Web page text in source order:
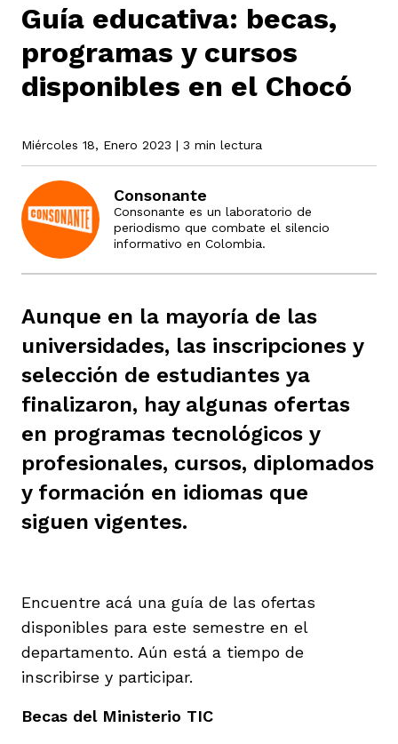
Guía educativa: becas,
programas y cursos
disponibles en el Chocó
Miércoles 18, Enero 2023 | 3 min lectura
Consonante
Consonante es un laboratorio de
periodismo que combate el silencio
informativo en Colombia.
Aunque en la mayoría de las
universidades, las inscripciones y
selección de estudiantes ya
finalizaron, hay algunas ofertas
en programas tecnológicos y
profesionales, cursos, diplomados
y formación en idiomas que
siguen vigentes.
Encuentre acá una guía de las ofertas
disponibles para este semestre en el
departamento. Aún está a tiempo de
inscribirse y participar.
Becas del Ministerio TIC
de Atrato
armado
2023
país
Codazzi
de Atrato
Baja
Consonante
fórmula
de estilo
equipo
periodistas locales